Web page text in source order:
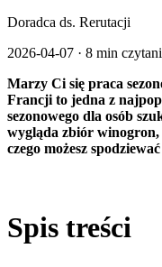
Doradca ds. Rerutacji
2026-04-07 · 8 min
Marzy Ci się praca
Francji to jedna z
sezonowego dla osób
wygląda zbiór
czego możesz
Spis treści